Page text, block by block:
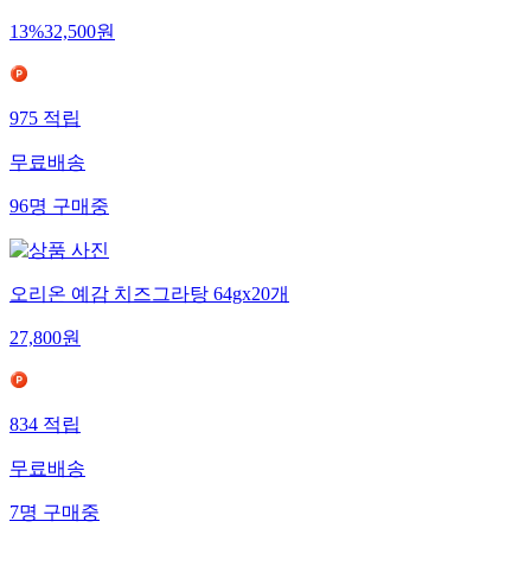
13%32,500원
975 적립
무료배송
96명 구매중
오리온 예감 치즈그라탕 64gx20개
27,800원
834 적립
무료배송
7명 구매중